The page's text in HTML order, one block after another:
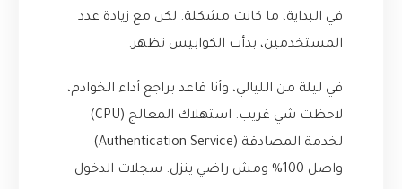
في البداية، ما كانت مشكلة. لكن مع زيادة عدد
المستخدمين، بدأت الكوابيس تظهر.
في ليلة من الليالي، وأنا قاعد براجع أداء الخوادم،
لاحظت شي غريب. استهلاك المعالج (CPU)
لخدمة المصادقة (Authentication Service)
واصل 100% ومش راضي ينزل. سجلات الدخول